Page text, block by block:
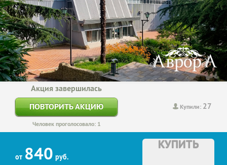
Купили: 27
Акция завершилась
ПОВТОРИТЬ АКЦИЮ
Человек проголосовало: 1
от 840 руб.
КУПИТЬ